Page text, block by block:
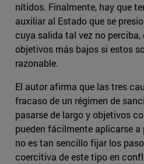
nítidos. Finalmente, hay que
auxiliar al Estado que se
cuya salida tal vez no
objetivos más bajos si estos
razonable.
El autor afirma que las tres
fracaso de un régimen de
pasarse de largo y objetivos
pueden fácilmente aplicarse a
no es tan sencillo fijar los
coercitiva de este tipo en